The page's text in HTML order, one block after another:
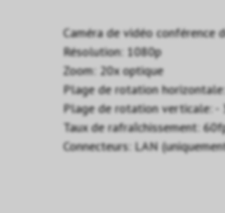
Caméra de vidéo conférence
Résolution: 1080p
Zoom: 20x optique
Plage de rotation
Plage de rotation verticale: -
Taux de rafraîchissement:
Connecteurs: LAN